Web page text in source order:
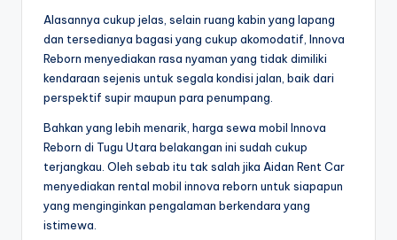
Alasannya cukup jelas, selain ruang kabin yang lapang
dan tersedianya bagasi yang cukup akomodatif, Innova
Reborn menyediakan rasa nyaman yang tidak dimiliki
kendaraan sejenis untuk segala kondisi jalan, baik dari
perspektif supir maupun para penumpang.
Bahkan yang lebih menarik, harga sewa mobil Innova
Reborn di Tugu Utara belakangan ini sudah cukup
terjangkau. Oleh sebab itu tak salah jika Aidan Rent Car
menyediakan rental mobil innova reborn untuk siapapun
yang menginginkan pengalaman berkendara yang
istimewa.